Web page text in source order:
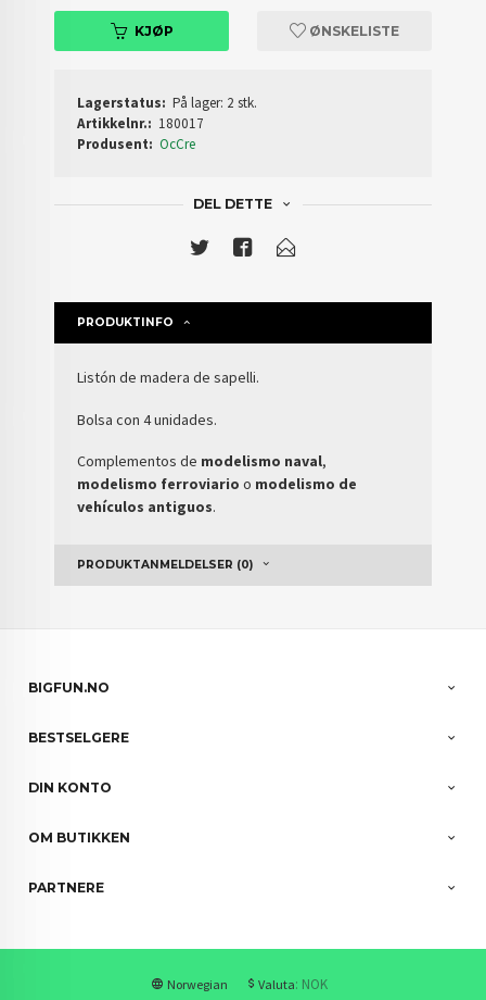
KJØP ØNSKELISTE
Lagerstatus: På lager: 2 stk.
Artikkelnr.: 180017
Produsent: OcCre
DEL DETTE
PRODUKTINFO
Listón de madera de sapelli.
Bolsa con 4 unidades.
Complementos de modelismo naval,
modelismo ferroviario o modelismo de
vehículos antiguos.
PRODUKTANMELDELSER (0)
BIGFUN.NO
BESTSELGERE
DIN KONTO
OM BUTIKKEN
PARTNERE
Norwegian Valuta: NOK